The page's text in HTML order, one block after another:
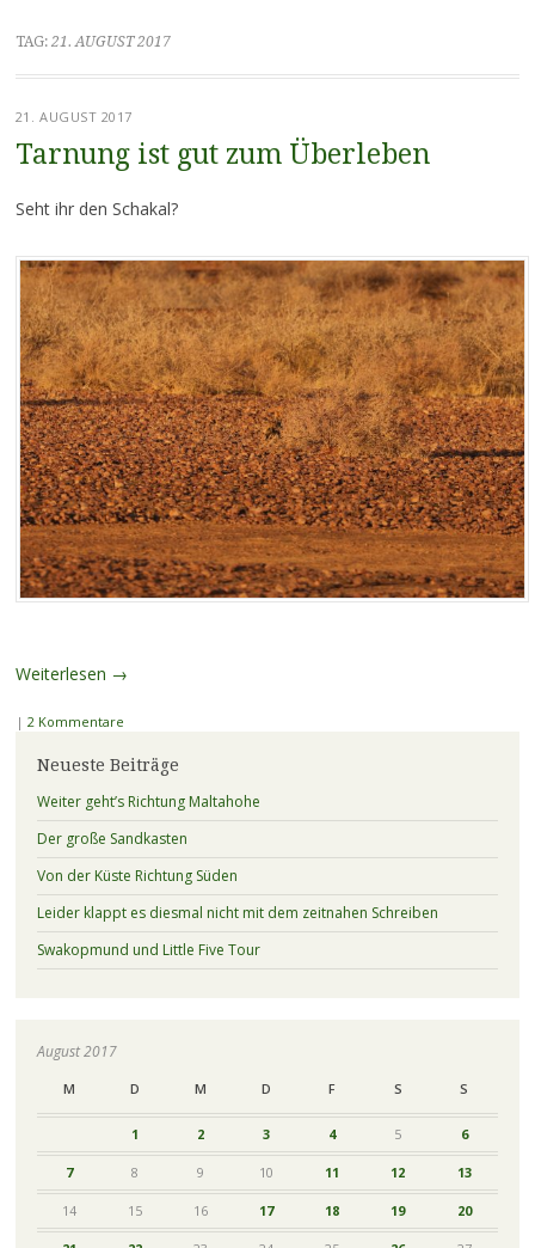
TAG: 21. AUGUST 2017
21. AUGUST 2017
Tarnung ist gut zum Überleben
Seht ihr den Schakal?
Weiterlesen →
| 2 Kommentare
Neueste Beiträge
Weiter geht’s Richtung Maltahohe
Der große Sandkasten
Von der Küste Richtung Süden
Leider klappt es diesmal nicht mit dem zeitnahen Schreiben
Swakopmund und Little Five Tour
August 2017
M D M D F S S
1 2 3 4 5 6
7 8 9 10 11 12 13
14 15 16 17 18 19 20